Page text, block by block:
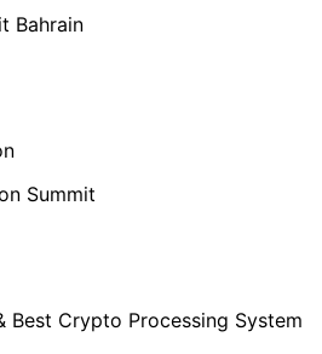
Bahrain
Summit
Best Crypto Processing System